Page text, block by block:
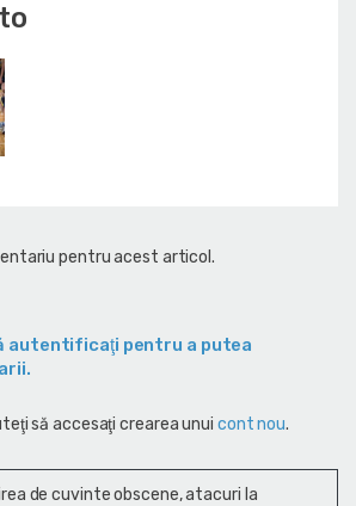
pentru acest articol.
autentificaţi pentru a putea
să accesaţi crearea unui cont nou.
de cuvinte obscene, atacuri la